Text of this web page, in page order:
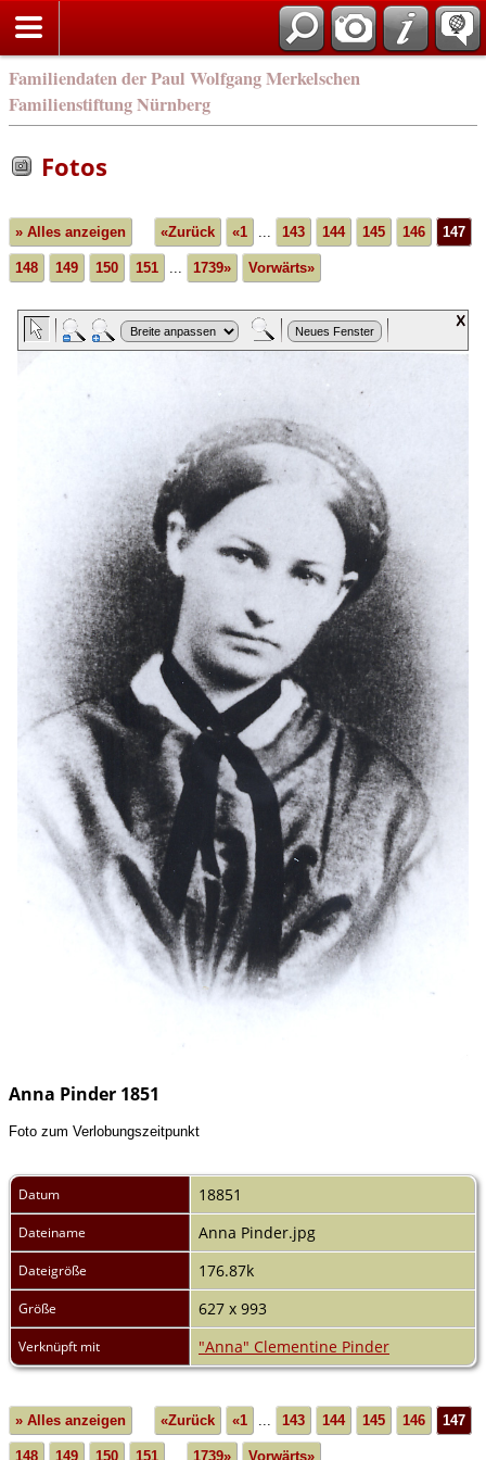
Familiendaten der Paul Wolfgang Merkelschen
Familienstiftung Nürnberg
Fotos
» Alles anzeigen «Zurück «1 ... 143 144 145 146 147
148 149 150 151 ... 1739» Vorwärts»
Anna Pinder 1851
Foto zum Verlobungszeitpunkt
Datum 18851
Dateiname Anna Pinder.jpg
Dateigröße 176.87k
Größe 627 x 993
Verknüpft mit "Anna" Clementine Pinder
» Alles anzeigen «Zurück «1 ... 143 144 145 146 147
148 149 150 151 1739» Vorwärts»